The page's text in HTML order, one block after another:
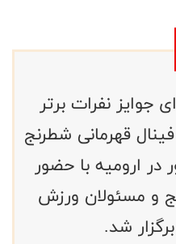
جوایز نفرات برتر
قهرمانی شطرنج
۲۱ شهریور در ارومیه با حضور
و مسئولان ورزش
شد.